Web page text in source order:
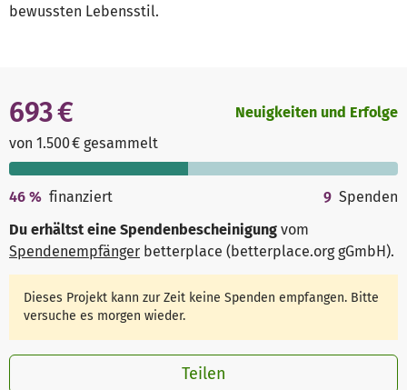
bewussten Lebensstil.
693 €
von 1.500 € gesammelt
Neuigkeiten und Erfolge
46 % finanziert 9 Spenden
Du erhältst eine Spendenbescheinigung vom
Spendenempfänger betterplace (betterplace.org gGmbH).
Dieses Projekt kann zur Zeit keine Spenden empfangen. Bitte
versuche es morgen wieder.
Teilen